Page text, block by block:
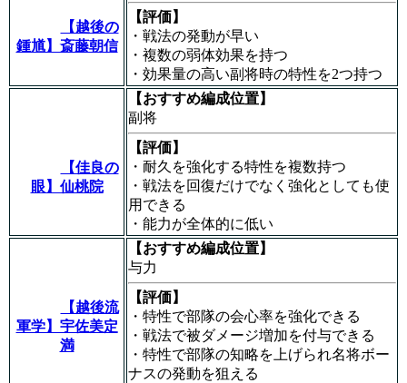
【越後の
鍾馗】斎藤朝信
【評価】
・戦法の発動が早い
・複数の弱体効果を持つ
・効果量の高い副将時の特性を2つ持つ
【佳良の
眼】仙桃院
【おすすめ編成位置】
副将
【評価】
・耐久を強化する特性を複数持つ
・戦法を回復だけでなく強化としても使
用できる
・能力が全体的に低い
【越後流
軍学】宇佐美定
満
【おすすめ編成位置】
与力
【評価】
・特性で部隊の会心率を強化できる
・戦法で被ダメージ増加を付与できる
・特性で部隊の知略を上げられ名将ボー
ナスの発動を狙える